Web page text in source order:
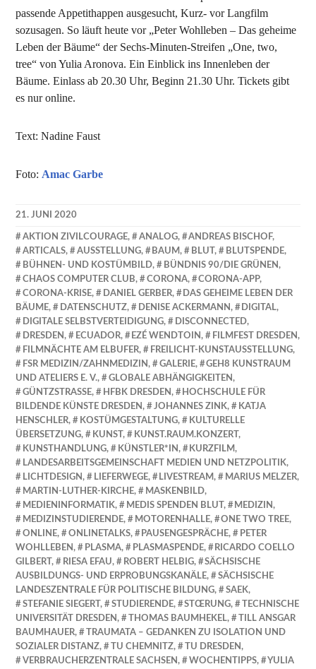
passende Appetithappen ausgesucht, Kurz- vor Langfilm
sozusagen. So läuft heute vor „Peter Wohlleben – Das geheime
Leben der Bäume“ der Sechs-Minuten-Streifen „One, two,
tree“ von Yulia Aronova. Ein Einblick ins Innenleben der
Bäume. Einlass ab 20.30 Uhr, Beginn 21.30 Uhr. Tickets gibt
es nur online.
Text: Nadine Faust
Foto: Amac Garbe
21. JUNI 2020
NADINE
FAUST
AKTION ZIVILCOURAGE, ANALOG, ANDREAS BISCHOF,
ARTICALS, AUSSTELLUNG, BAUM, BLUT, BLUTSPENDE,
BÜHNEN- UND KOSTÜMBILD, BÜNDNIS 90/DIE GRÜNEN,
CHAOS COMPUTER CLUB, CORONA, CORONA-APP,
CORONA-KRISE, DANIEL GERBER,
DAS GEHEIME LEBEN DER
BÄUME, DATENSCHUTZ, DENISE ACKERMANN, DIGITAL,
DIGITALE SELBSTVERTEIDIGUNG, DISCONNECTED,
DRESDEN, ECUADOR, EZÉ WENDTOIN, FILMFEST DRESDEN,
FILMNÄCHTE AM ELBUFER, FREILICHT-KUNSTAUSSTELLUNG,
FSR MEDIZIN/ZAHNMEDIZIN, GALERIE,
GEH8 KUNSTRAUM
UND ATELIERS E. V., GLOBALE ABHÄNGIGKEITEN,
GÜNTZSTRASSE , HFBK DRESDEN,
HOCHSCHULE FÜR
BILDENDE KÜNSTE DRESDEN, JOHANNES ZINK,
KATJA
HENSCHLER, KOSTÜMGESTALTUNG,
KULTURELLE
ÜBERSETZUNG, KUNST, KUNST.RAUM.KONZERT,
KUNSTHANDLUNG, KÜNSTLER*IN, KURZFILM,
LANDESARBEITSGEMEINSCHAFT MEDIEN UND NETZPOLITIK,
LICHTDESIGN, LIEFERWEGE, LIVESTREAM, MARIUS MELZER,
MARTIN-LUTHER-KIRCHE, MASKENBILD,
MEDIENINFORMATIK, MEDIS SPENDEN BLUT, MEDIZIN,
MEDIZINSTUDIERENDE, MOTORENHALLE, ONE TWO TREE,
ONLINE, ONLINETALKS, PAUSENGESPRÄCHE,
PETER
WOHLLEBEN, PLASMA, PLASMASPENDE,
RICARDO COELLO
GILBERT, RIESA EFAU, ROBERT HELBIG,
SÄCHSISCHE
AUSBILDUNGS- UND ERPROBUNGSKANÄLE,
SÄCHSISCHE
LANDESZENTRALE FÜR POLITISCHE BILDUNG, SAEK,
STEFANIE SIEGERT, STUDIERENDE, STŒRUNG,
TECHNISCHE
UNIVERSITÄT DRESDEN, THOMAS BAUMHEKEL,
TILL ANSGAR
BAUMHAUER,
TRAUMATA – GEDANKEN ZU ISOLATION UND
SOZIALER DISTANZ, TU CHEMNITZ, TU DRESDEN,
VERBRAUCHERZENTRALE SACHSEN, WOCHENTIPPS,
YULIA